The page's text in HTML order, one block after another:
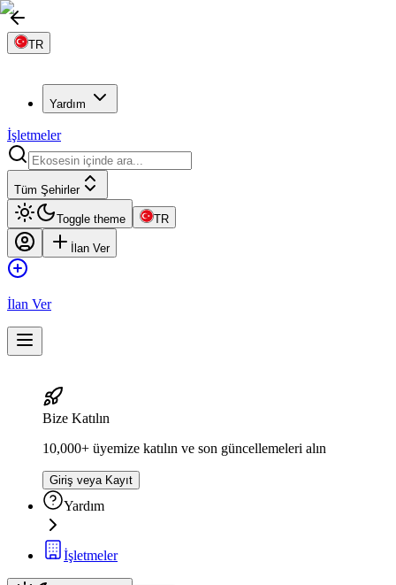
TR
Yardım
İşletmeler
Tüm Şehirler
Toggle theme TR
İlan Ver
İlan Ver
Bize Katılın
10,000+ üyemize katılın ve son güncellemeleri alın
Giriş veya Kayıt
Yardım
İşletmeler